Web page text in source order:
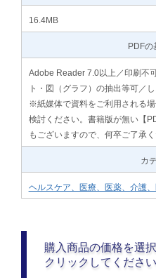
16.4MB
PDFの
Adobe Reader 7.0以上／印刷不
ト・図（グラフ）の抽出等可／
※紙媒体で資料をご利用される
検討ください。書籍版が無い【
もございますので、何卒ご了承く
カ
ヘルスケア、医療、医薬、介護
購入商品の価格を選
クリックしてください